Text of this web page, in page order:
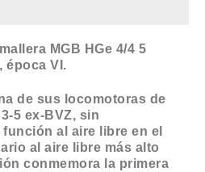
MGB HGe 4/4 5
época VI.
de sus locomotoras de
5 ex-BVZ, sin
al aire libre en el
al aire libre más alto
conmemora la primera